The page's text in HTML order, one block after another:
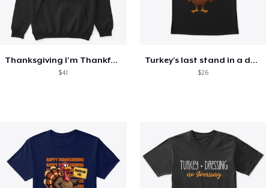
Thanksgiving I'm Thankful For Football
$41
Turkey's last stand in a design
$26